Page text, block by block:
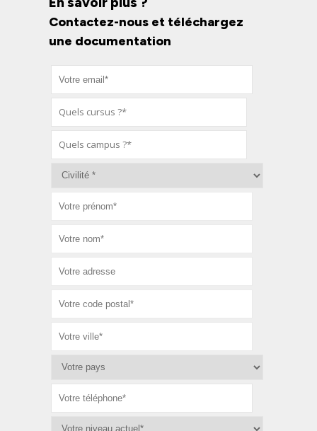
Contactez-nous et téléchargez
une documentation